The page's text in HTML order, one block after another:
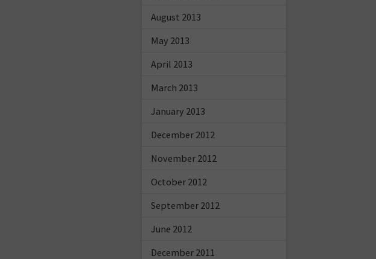
August 2013
May 2013
April 2013
March 2013
January 2013
December 2012
November 2012
October 2012
September 2012
June 2012
December 2011